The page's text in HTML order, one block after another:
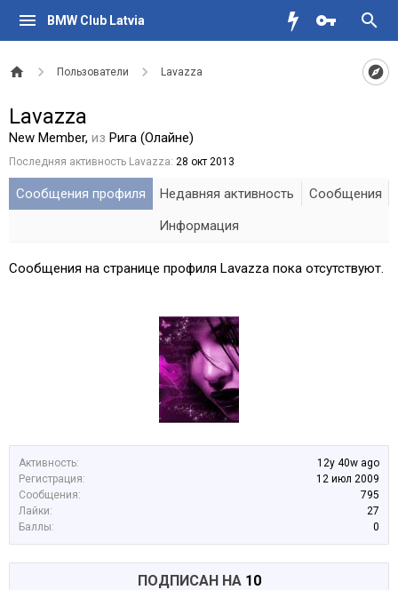
BMW Club Latvia
Пользователи Lavazza
Активность:
12y 40w ago
Регистрация:
12 июл 2009
Сообщения:
795
Лайки:
27
Баллы:
0
ПОДПИСАН НА 10
Lavazza
New Member, из Рига (Олайне)
Последняя активность Lavazza: 28 окт 2013
Сообщения профиля Недавняя активность
Сообщения
Информация
Сообщения на странице профиля Lavazza пока отсутствуют.